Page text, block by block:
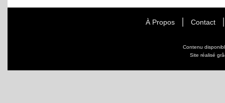
À Propos Contact
Contenu
Site réalisé